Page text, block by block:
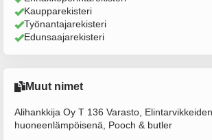
Kaupparekisteri
Työnantajarekisteri
Edunsaajarekisteri
Muut nimet
Alihankkija Oy T 136 Varasto,
huoneenlämpöisenä, Pooch & butler